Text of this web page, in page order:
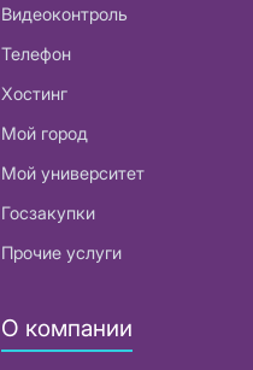
Видеоконтроль
Телефон
Хостинг
Мой город
Мой университет
Госзакупки
Прочие услуги
О компании